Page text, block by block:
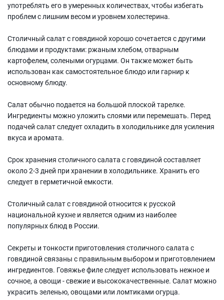
употреблять его в умеренных количествах, чтобы избегать
проблем с лишним весом и уровнем холестерина.
Столичный салат с говядиной хорошо сочетается с другими
блюдами и продуктами: ржаным хлебом, отварным
картофелем, солеными огурцами. Он также может быть
использован как самостоятельное блюдо или гарнир к
основному блюду.
Салат обычно подается на большой плоской тарелке.
Ингредиенты можно уложить слоями или перемешать. Перед
подачей салат следует охладить в холодильнике для усиления
вкуса и аромата.
Срок хранения столичного салата с говядиной составляет
около 2-3 дней при хранении в холодильнике. Хранить его
следует в герметичной емкости.
Столичный салат с говядиной относится к русской
национальной кухне и является одним из наиболее
популярных блюд в России.
Секреты и тонкости приготовления столичного салата с
говядиной связаны с правильным выбором и приготовлением
ингредиентов. Говяжье филе следует использовать нежное и
сочное, а овощи - свежие и высококачественные. Салат можно
украсить зеленью, овощами или ломтиками огурца.